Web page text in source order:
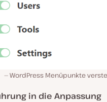
WordPress Menüpunkte
in die Anpassung